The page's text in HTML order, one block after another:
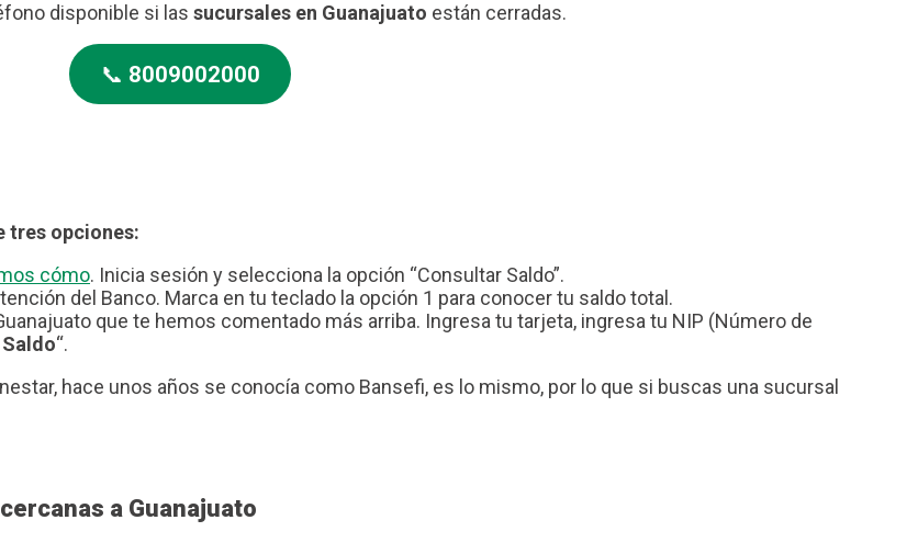
disponible si las sucursales en Guanajuato están cerradas.
📞 8009002000
tres opciones:
cómo. Inicia sesión y selecciona la opción “Consultar Saldo”.
del Banco. Marca en tu teclado la opción 1 para conocer tu saldo total.
que te hemos comentado más arriba. Ingresa tu tarjeta, ingresa tu NIP (Número de
“.
hace unos años se conocía como Bansefi, es lo mismo, por lo que si buscas una sucursal
a Guanajuato